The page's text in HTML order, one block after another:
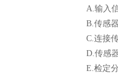
A.输入
B.传感
C.连接
D.传感
E.检定